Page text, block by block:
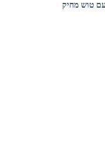
טוש מחיק